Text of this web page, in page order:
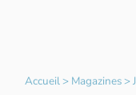
Accueil> Magazines>